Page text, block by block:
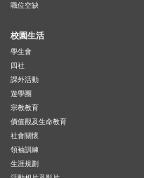
職位空缺
校園生活
學生會
四社
課外活動
遊學團
宗教教育
價值觀及生命教育
社會關懷
領袖訓練
生涯規劃